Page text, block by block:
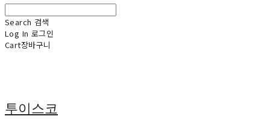
Search 검색
Log In 로그인
Cart장바구니
투이스코